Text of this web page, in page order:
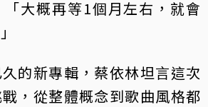
大概再等1個月左右，就會
的新專輯，蔡依林坦言這次
，從整體概念到歌曲風格都